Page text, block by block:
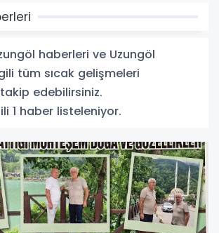
haberleri ve Uzungöl
tüm sıcak gelişmeleri
edebilirsiniz.
1 haber listeleniyor.